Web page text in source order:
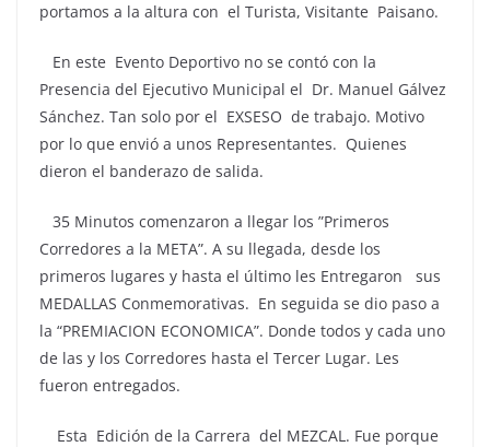
portamos a la altura con el Turista, Visitante Paisano.
En este Evento Deportivo no se contó con la
Presencia del Ejecutivo Municipal el Dr. Manuel Gálvez
Sánchez. Tan solo por el EXSESO de trabajo. Motivo
por lo que envió a unos Representantes. Quienes
dieron el banderazo de salida.
35 Minutos comenzaron a llegar los ”Primeros
Corredores a la META”. A su llegada, desde los
primeros lugares y hasta el último les Entregaron sus
MEDALLAS Conmemorativas. En seguida se dio paso a
la “PREMIACION ECONOMICA”. Donde todos y cada uno
de las y los Corredores hasta el Tercer Lugar. Les
fueron entregados.
Esta Edición de la Carrera del MEZCAL. Fue porque